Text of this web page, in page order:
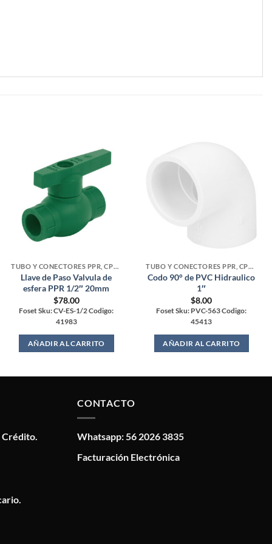
TUBO Y CONECTORES PPR, CPVC, PVC Y COBRE
Llave de Paso Valvula de
esfera PPR 1/2″ 20mm
$78.00
Foset Sku: CV-ES-1/2 Codigo:
41983
AÑADIR AL CARRITO
TUBO Y CONECTORES PPR, CPVC, PVC Y COBRE
Codo 90° de PVC Hidraulico
1″
$8.00
Foset Sku: PVC-563 Codigo:
45413
AÑADIR AL CARRITO
CONTACTO
Whatsapp: 56 2026 3835
Facturación Electrónica